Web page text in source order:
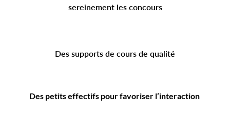
sereinement les concours
Des supports de cours de qualité
Des petits effectifs pour favoriser l’interaction